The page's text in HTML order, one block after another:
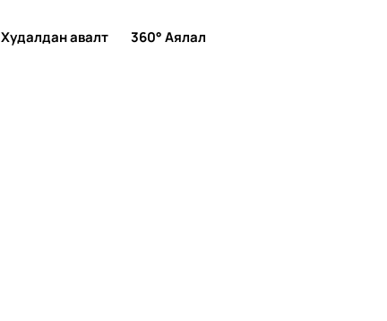
Худалдан авалт 360° Аялал